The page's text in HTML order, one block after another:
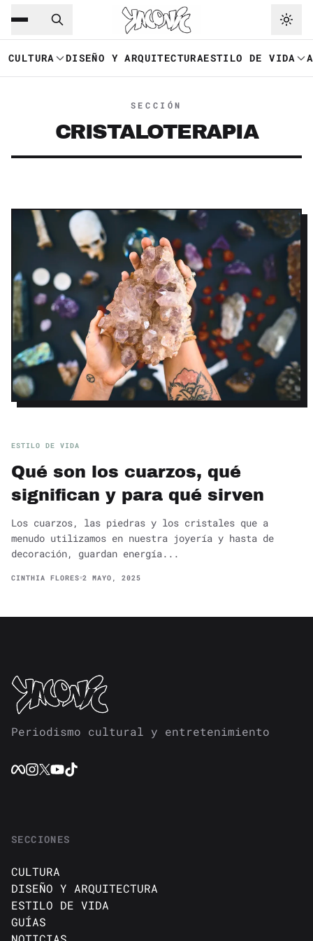
Saltar al contenido principal
CULTURA DISEÑO Y ARQUITECTURAESTILO DE VIDA
SECCIÓN
CRISTALOTERAPIA
ESTILO DE VIDA
Qué son los cuarzos, qué
significan y para qué sirven
Los cuarzos, las piedras y los cristales que a
menudo utilizamos en nuestra joyería y hasta de
decoración, guardan energía...
CINTHIA FLORES 2 MAYO, 2025
Periodismo cultural y entretenimiento
SECCIONES
CULTURA
DISEÑO Y ARQUITECTURA
ESTILO DE VIDA
GUÍAS